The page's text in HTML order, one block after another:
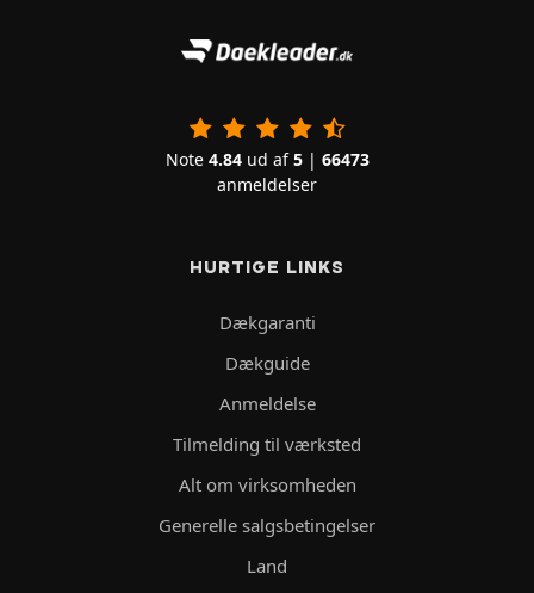
Note 4.84ud af5| 66473
anmeldelser
HURTIGE LINKS
Dækgaranti
Dækguide
Anmeldelse
Tilmelding til værksted
Alt om virksomheden
Generelle salgsbetingelser
Land